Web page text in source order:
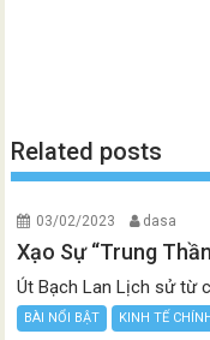
Related posts
03/02/2023 dasa
Xạo Sự “Trung
Út Bạch Lan Lịch sử từ
BÀI NỔI BẬT KINH TẾ